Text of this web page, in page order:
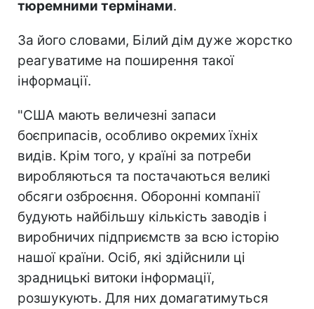
тюремними термінами.
За його словами, Білий дім дуже жорстко
реагуватиме на поширення такої
інформації.
"США мають величезні запаси
боєприпасів, особливо окремих їхніх
видів. Крім того, у країні за потреби
виробляються та постачаються великі
обсяги озброєння. Оборонні компанії
будують найбільшу кількість заводів і
виробничих підприємств за всю історію
нашої країни. Осіб, які здійснили ці
зрадницькі витоки інформації,
розшукують. Для них домагатимуться